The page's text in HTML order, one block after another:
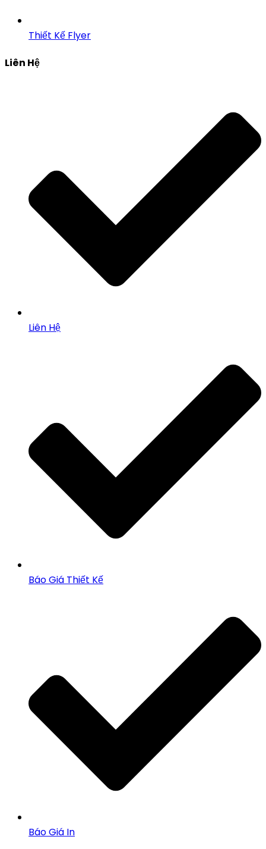
Thiết Kế Flyer
Liên Hệ
Liên Hệ
Báo Giá Thiết Kế
Báo Giá In